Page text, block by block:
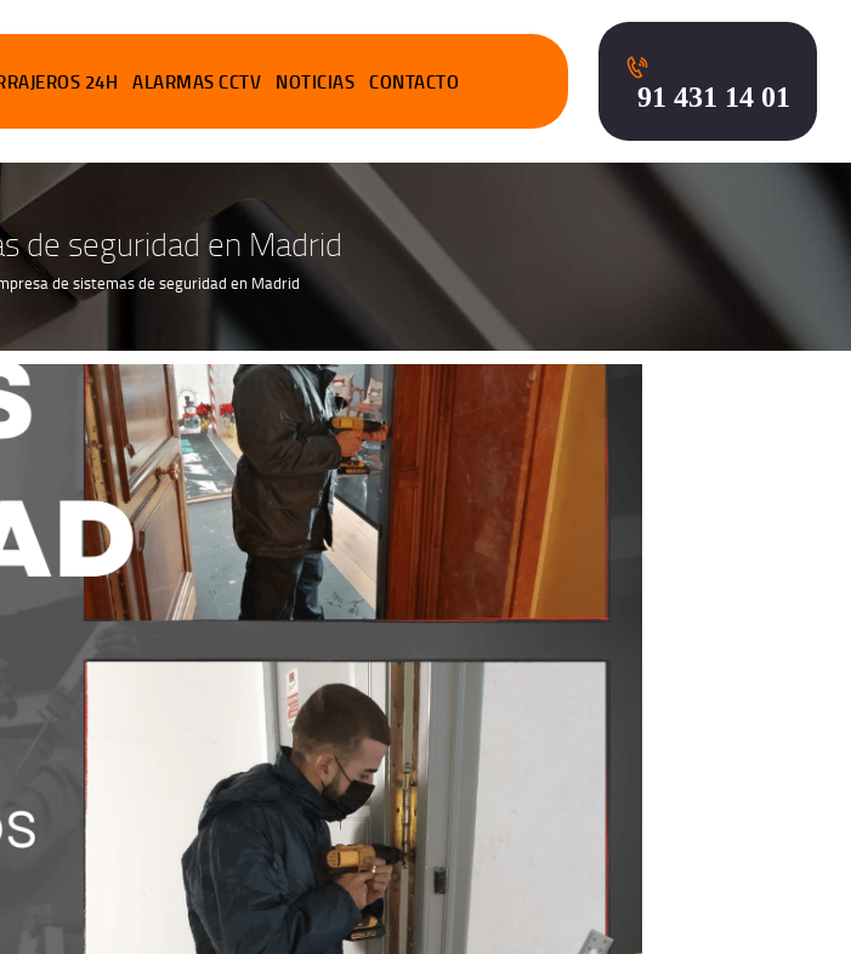
24H ALARMAS CCTV NOTICIAS CONTACTO 91 431 14 01
de seguridad en Madrid
de sistemas de seguridad en Madrid
24H